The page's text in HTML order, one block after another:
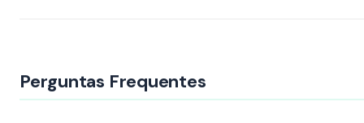
Perguntas Frequentes